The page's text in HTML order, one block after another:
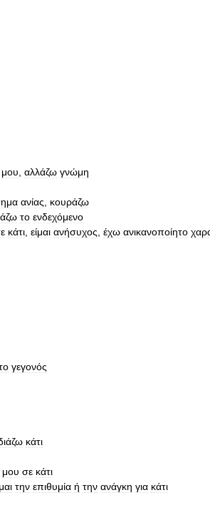
μου αλλάζω γνώμη
ανίας
κουράζω
το ενδεχόμενο
κάτι είμαι ανήσυχος έχω ανικανοποίητο
γεγονός
κάτι
μου σε κάτι
την επιθυμία ή την ανάγκη για κάτι